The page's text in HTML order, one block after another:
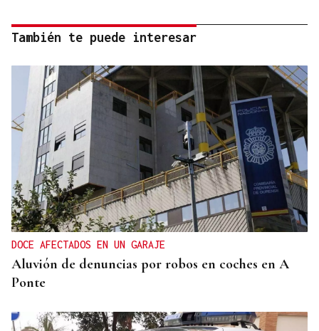
También te puede interesar
DOCE AFECTADOS EN UN GARAJE
Aluvión de denuncias por robos en coches en A
Ponte